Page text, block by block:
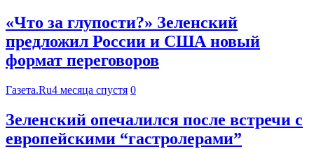
«Что за глупости?» Зеленский
предложил России и США новый
формат переговоров
Газета.Ru4 месяца спустя 0
Зеленский опечалился после встречи с
европейскими “гастролерами”